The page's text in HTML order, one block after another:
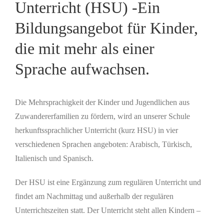
Unterricht (HSU) -Ein
Bildungsangebot für Kinder,
die mit mehr als einer
Sprache aufwachsen.
Die Mehrsprachigkeit der Kinder und Jugendlichen aus
Zuwandererfamilien zu fördern, wird an unserer Schule
herkunftssprachlicher Unterricht (kurz HSU) in vier
verschiedenen Sprachen angeboten: Arabisch, Türkisch,
Italienisch und Spanisch.
Der HSU ist eine Ergänzung zum regulären Unterricht und
findet am Nachmittag und außerhalb der regulären
Unterrichtszeiten statt. Der Unterricht steht allen Kindern –